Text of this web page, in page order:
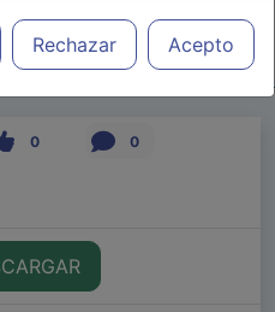
medicamentos y decidir, en
más adecuado a las
Rechazar Acepto
|Blogs| Blog de
0 0